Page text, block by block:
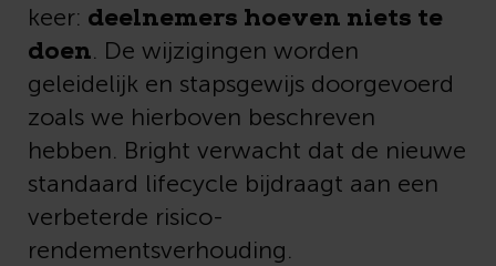
keer: deelnemers hoeven niets te
doen. De wijzigingen worden
geleidelijk en stapsgewijs doorgevoerd
zoals we hierboven beschreven
hebben. Bright verwacht dat de nieuwe
standaard lifecycle bijdraagt aan een
verbeterde risico-
rendementsverhouding.